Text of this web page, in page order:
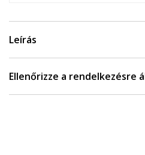
Leírás
Ellenőrizze a rendelkezésre